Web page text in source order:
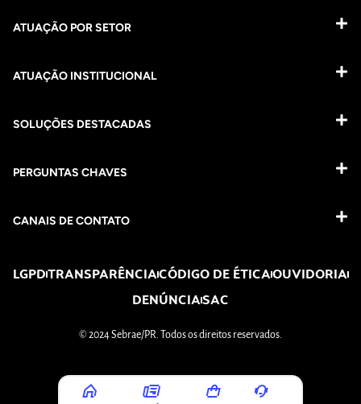
ATUAÇÃO POR SETOR
ATUAÇÃO INSTITUCIONAL
SOLUÇÕES DESTACADAS
PERGUNTAS CHAVES​
CANAIS DE CONTATO
LGPDTRANSPARÊNCIACÓDIGO DE ÉTICAOUVIDORIA
DENÚNCIASAC
© 2024 Sebrae/PR. Todos os direitos reservados.